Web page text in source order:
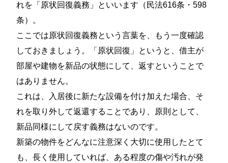
れを「原状回復義務」といいます（民法616条・598
条）。
ここでは原状回復義務という言葉を、もう一度確認
しておきましょう。「原状回復」というと、借主が
部屋や建物を新品の状態にして、返すということで
はありません。
これは、入居後に新たな設備を付け加えた場合、そ
れを取り外して返還することであり、原則として、
新品同様にして戻す義務はないのです。
新築の物件をどんなに注意深く大切に使用したとて
も、長く使用していれば、ある程度の傷や汚れが発